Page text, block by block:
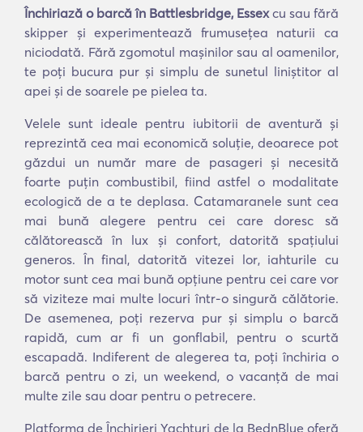
Închiriază o barcă în Battlesbridge, Essexcu sau fără
skipper și experimentează frumusețea naturii ca
niciodată. Fără zgomotul mașinilor sau al oamenilor,
te poți bucura pur și simplu de sunetul liniștitor al
apei și de soarele pe pielea ta.
Velele sunt ideale pentru iubitorii de aventură și
reprezintă cea mai economică soluție, deoarece pot
găzdui un număr mare de pasageri și necesită
foarte puțin combustibil, fiind astfel o modalitate
ecologică de a te deplasa. Catamaranele sunt cea
mai bună alegere pentru cei care doresc să
călătorească în lux și confort, datorită spațiului
generos. În final, datorită vitezei lor, iahturile cu
motor sunt cea mai bună opțiune pentru cei care vor
să viziteze mai multe locuri într-o singură călătorie.
De asemenea, poți rezerva pur și simplu o barcă
rapidă, cum ar fi un gonflabil, pentru o scurtă
escapadă. Indiferent de alegerea ta, poți închiria o
barcă pentru o zi, un weekend, o vacanță de mai
multe zile sau doar pentru o petrecere.
Platforma de Închirieri Yachturi de la BednBlue oferă